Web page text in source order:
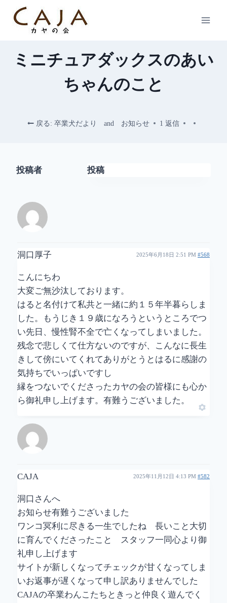
ミニチュアダックスのあい
ちゃんのこと
戻る: 卒業犬だより and お知らせ 1 返信
投稿者 投稿
洞口厚子 2025年6月18日 2:51 PM #568
こんにちわ
大変ご無沙汰しております。
はると名付けて私共と一緒に約１５年半暮らしま
した。もうじき１９歳になろうというところでつ
い先日、慢性腎不全で亡くなってしまいました。
残念で悲しくて仕方ないのですが、こんなに長生
きして傍にいてくれてありがとうとはるに感謝の
気持ちでいっぱいですし
縁をつないでくださったカヤの会の皆様にも心か
ら御礼申し上げます。有難うございました。
CAJA 2025年11月12日 4:13 PM #582
洞口さんへ
お知らせ有難うございました
ワンコ冥利に尽きる一生でしたね 長いこと大切
に育んでくださったこと スタッフ一同心より御
礼申し上げます
サイトが新しくなってチェックが甘くなってしま
いお返事が遅くなって申し訳ありませんでした
CAJAの卒業わんこたちときっと仲良く遊んでく